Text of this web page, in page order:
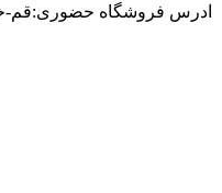
ادرس فروشگاه حضوری:قم-